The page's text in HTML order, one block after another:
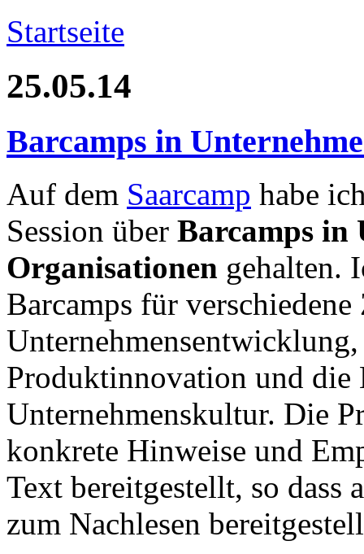
Startseite
25.05.14
Barcamps in
Auf dem Saarcamp habe
Session über Barcamps in
Organisationen gehalten.
Barcamps für
Produktinnovation und die
Unternehmenskultur. Die
konkrete Hinweise und
Text bereitgestellt, so dass
zum Nachlesen